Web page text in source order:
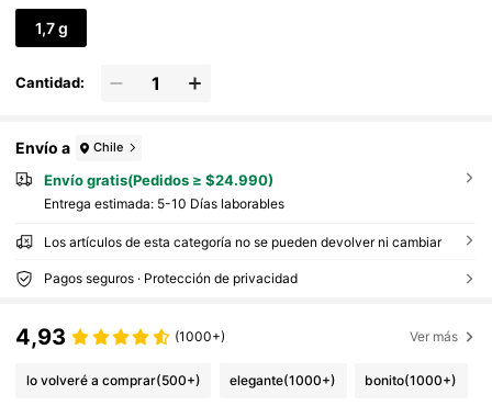
1,7 g
Cantidad:
Envío a Chile
Envío gratis(Pedidos ≥ $24.990)
Entrega estimada: 5-10 Días laborables
Los artículos de esta categoría no se pueden devolver ni cambiar
Pagos seguros · Protección de privacidad
4,93 (1000+) Ver más
lo volveré a comprar(500+) elegante(1000+) bonito(1000+)